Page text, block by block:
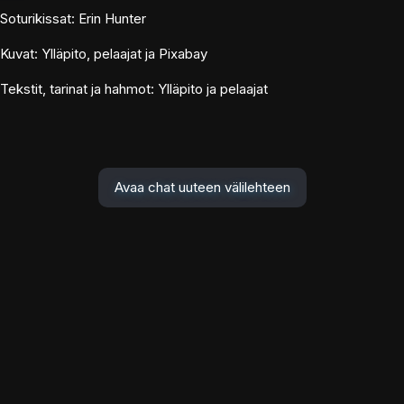
Soturikissat: Erin Hunter
Kuvat: Ylläpito, pelaajat ja Pixabay
Tekstit, tarinat ja hahmot: Ylläpito ja pelaajat
Avaa chat uuteen välilehteen